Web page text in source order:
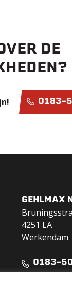
DE
0183-
GEHLMAX
4251 LA
Werkendam
0183-